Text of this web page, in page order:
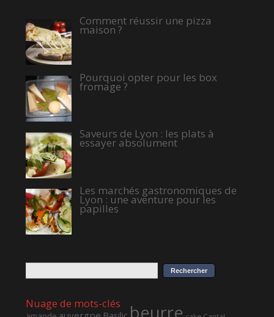
Comment réussir une pizza
maison ?
Pourquoi opter pour les box
fromage ?
Saveurs de Lyon : les plats à
essayer absolument
Les marchés gastronomiques de
Lyon : une aventure pour les
papilles
Nuage de mots-clés